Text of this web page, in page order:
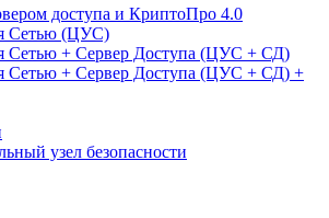
доступа и КриптоПро 4.0
Сетью (ЦУС)
Сетью + Сервер Доступа (ЦУС + СД)
Сетью + Сервер Доступа (ЦУС + СД) +
узел безопасности